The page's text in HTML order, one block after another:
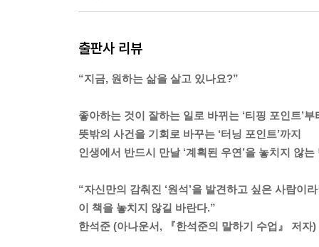
를 정확히 알고 있고 다른 사람도 그 모습을 보면
--- p.83
우리는 관심이 있고 좋아하는 것에 끌리게 마련이
보면 나도 몰랐던 관심이 생기는 분야가 있습니다
니다. 그렇게 삶은 좀 더 풍성해집니다.
가치는 현실적 능력이나 눈에 보이는 직업과는
그리고 그 풍성한 의미 속에서 그 사람의 성향, 성
출판사 리뷰
“지금, 원하는 삶을 살고 있나요?”
좋아하는 것이 잘하는 일로 바뀌는 ‘티핑 포인트’부
뜻밖의 사건을 기회로 바꾸는 ‘터닝 포인트’까지
인생에서 반드시 만날 ‘계획된 우연’을 놓치지 않는
“자신만의 감춰진 ‘원석’을 발견하고 싶은 사람이
이 책을 놓치지 않길 바란다.”
한석준 (아나운서, 『한석준의 말하기 수업』 저자)